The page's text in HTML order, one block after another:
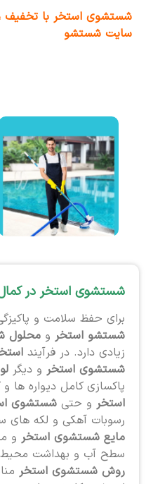
شستشوی استخر با تخفیف
سایت شستشو
شستشوی استخر در کمال
برای حفظ سلامت و
شستشو استخرو محلول
زیادی دارد. در فرآیند
شستشوی استخرو دیگر
پاکسازی کامل دیواره ها
استخرو حتی شستشوی
رسوبات آهکی و لکه های
مایع شستشوی استخرو
سطح آب و بهداشت محیط
روش شستشوی استخر